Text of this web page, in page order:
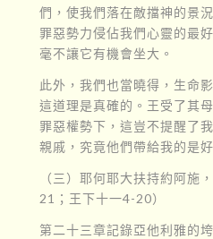
們，使我們落在敵擋神的景
罪惡勢力侵佔我們心靈的最
毫不讓它有機會坐大。
此外，我們也當曉得，生命
這道理是真確的。王受了其
罪惡權勢下，這豈不提醒了
親戚，究竟他們帶給我的是
（三）耶何耶大扶持約阿施
21；王下十一4-20）
第二十三章記錄亞他利雅的